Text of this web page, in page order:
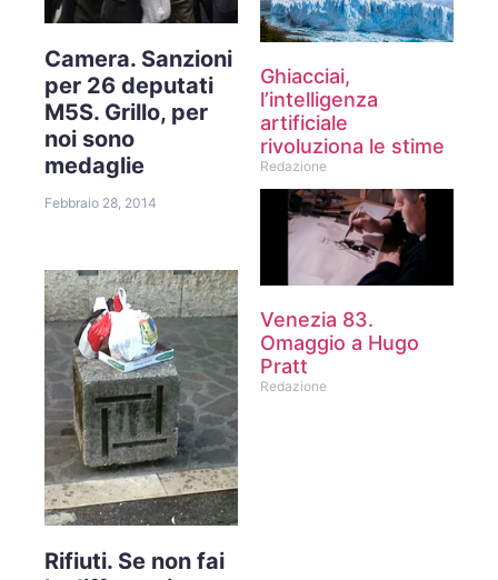
Camera. Sanzioni
per 26 deputati
M5S. Grillo, per
noi sono
medaglie
Febbraio 28, 2014
Rifiuti. Se non fai
Ghiacciai,
l’intelligenza
artificiale
rivoluziona le stime
Redazione
Venezia 83.
Omaggio a Hugo
Pratt
Redazione